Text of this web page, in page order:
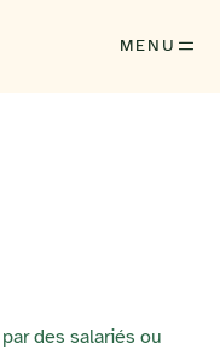
MENU
des salariés ou